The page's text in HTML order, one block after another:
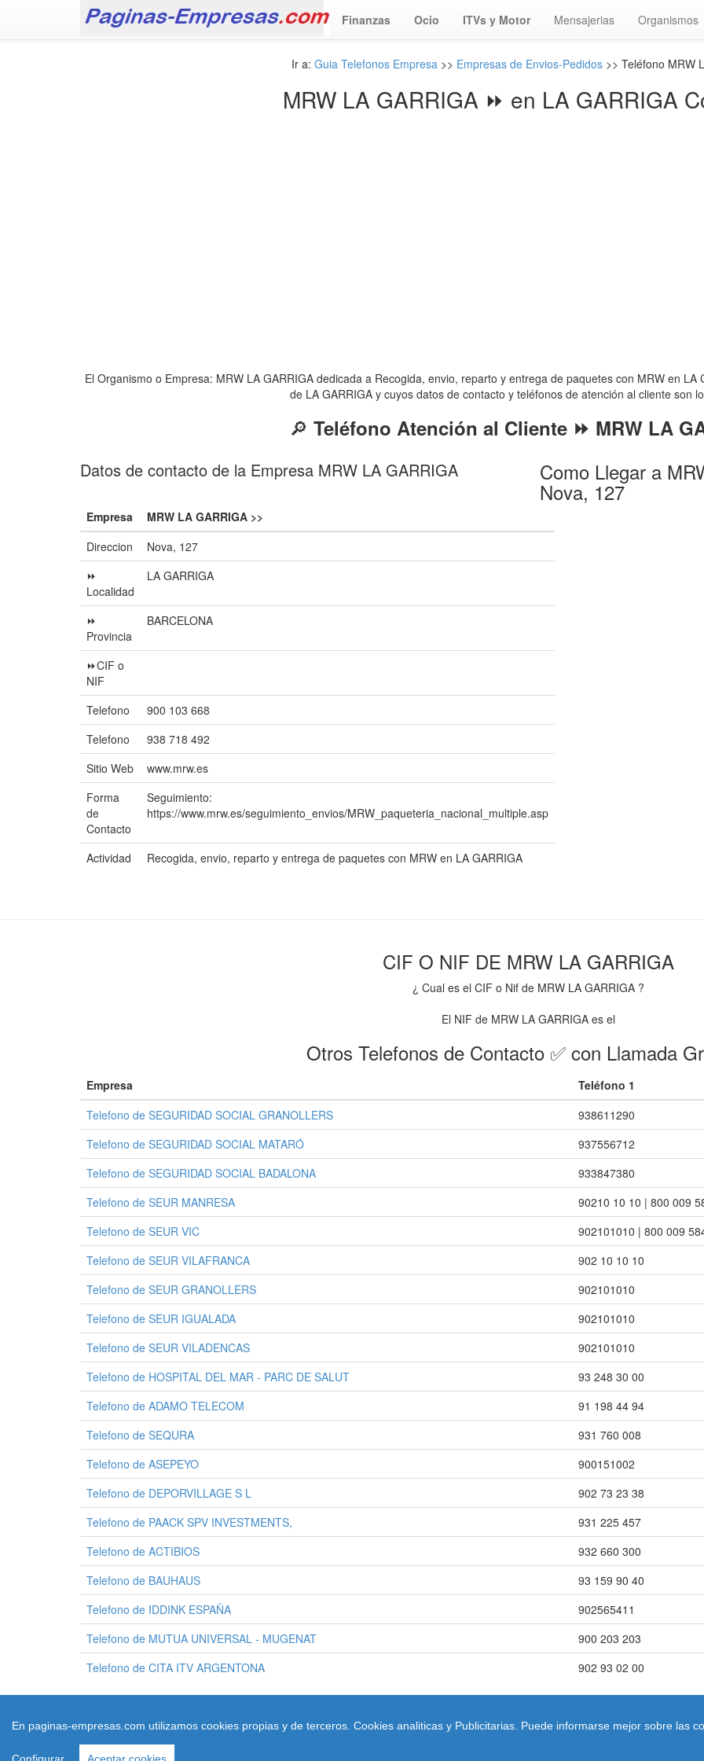
Finanzas Ocio ITVs y Motor Mensajerias Organismos
Ir a: Guia Telefonos Empresa>> Empresas de Envios-Pedidos>> Teléfono MRW
MRW LA GARRIGA ⏩ en LA GARRIGA
El Organismo o Empresa: MRW LA GARRIGA dedicada a Recogida, envio, reparto y entrega de paquetes con MRW en
de LA GARRIGA y cuyos datos de contacto y teléfonos de atención al cliente son
🔎 Teléfono Atención al Cliente ⏩ MRW LA
Datos de contacto de la Empresa MRW LA GARRIGA
Empresa
MRW LA GARRIGA >>
Direccion
Nova, 127
⏩
Localidad
LA GARRIGA
⏩
Provincia
BARCELONA
⏩CIF o
NIF
Telefono
900 103 668
Telefono
938 718 492
Sitio Web
www.mrw.es
Forma
de
Contacto
Seguimiento:
https://www.mrw.es/seguimiento_envios/MRW_paqueteria_nacional_multiple.asp
Actividad Recogida, envio, reparto y entrega de paquetes con MRW en LA GARRIGA
Como Llegar a
Nova, 127
CIF O NIF DE MRW LA GARRIGA
¿ Cual es el CIF o Nif de MRW LA GARRIGA ?
El NIF de MRW LA GARRIGA es el
Otros Telefonos de Contacto ✅ con Llamada
Empresa Teléfono 1
Telefono de SEGURIDAD SOCIAL GRANOLLERS
938611290
Telefono de SEGURIDAD SOCIAL MATARÓ
937556712
Telefono de SEGURIDAD SOCIAL BADALONA
933847380
Telefono de SEUR MANRESA
90210 10 10 | 800 009
Telefono de SEUR VIC
902101010 | 800 009
Telefono de SEUR VILAFRANCA
902 10 10 10
Telefono de SEUR GRANOLLERS
902101010
Telefono de SEUR IGUALADA
902101010
Telefono de SEUR VILADENCAS
902101010
Telefono de HOSPITAL DEL MAR - PARC DE SALUT
93 248 30 00
Telefono de ADAMO TELECOM
91 198 44 94
Telefono de SEQURA
931 760 008
Telefono de ASEPEYO
900151002
Telefono de DEPORVILLAGE S L
902 73 23 38
Telefono de PAACK SPV INVESTMENTS,
931 225 457
Telefono de ACTIBIOS
932 660 300
Telefono de BAUHAUS
93 159 90 40
Telefono de IDDINK ESPAÑA
902565411
Telefono de MUTUA UNIVERSAL - MUGENAT
900 203 203
Telefono de CITA ITV ARGENTONA
902 93 02 00
En paginas-empresas.com utilizamos cookies propias y de terceros. Cookies analiticas y Publicitarias. Puede informarse mejor sobre las